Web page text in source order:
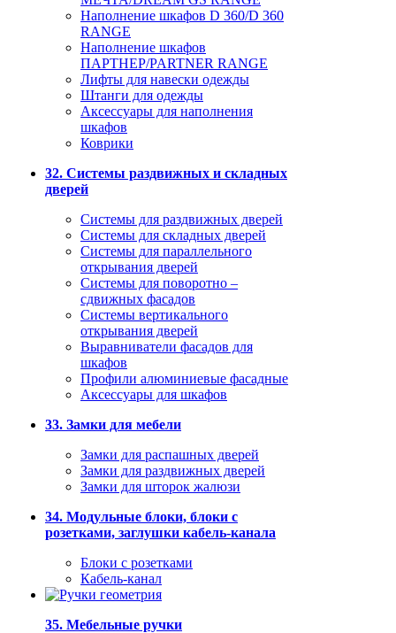
Наполнение шкафов D 360/D 360
RANGE
Наполнение шкафов
ПАРТНЕР/PARTNER RANGE
Лифты для навески одежды
Штанги для одежды
Аксессуары для наполнения
шкафов
Коврики
32. Системы раздвижных и складных
дверей
Системы для раздвижных дверей
Системы для складных дверей
Системы для параллельного
открывания дверей
Системы для поворотно –
сдвижных фасадов
Системы вертикального
открывания дверей
Выравниватели фасадов для
шкафов
Профили алюминиевые фасадные
Аксессуары для шкафов
33. Замки для мебели
Замки для распашных дверей
Замки для раздвижных дверей
Замки для шторок жалюзи
34. Модульные блоки, блоки с
розетками, заглушки кабель-канала
Блоки с розетками
Кабель-канал
35. Мебельные ручки